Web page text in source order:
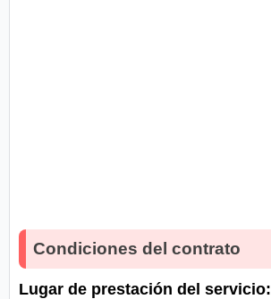
Condiciones del contrato
Lugar de prestación del servicio: